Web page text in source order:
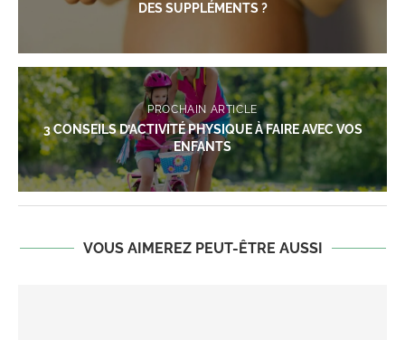
DES SUPPLÉMENTS ?
PROCHAIN ARTICLE
3 CONSEILS D’ACTIVITÉ PHYSIQUE À FAIRE AVEC VOS
ENFANTS
VOUS AIMEREZ PEUT-ÊTRE AUSSI